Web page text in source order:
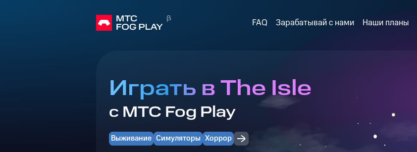
FAQ Зарабатывай с нами Наши планы
Играть в The Isle
с МТС Fog Play
Выживание Симуляторы Хоррор